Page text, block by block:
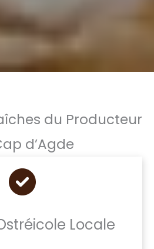
du Producteur
d’Agde
Locale